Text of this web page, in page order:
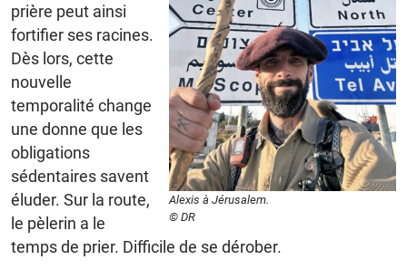
Alexis à Jérusalem.
© DR
prière peut ainsi
fortifier ses racines.
Dès lors, cette
nouvelle
temporalité change
une donne que les
obligations
sédentaires savent
éluder. Sur la route,
le pèlerin a le
temps de prier. Difficile de se dérober.